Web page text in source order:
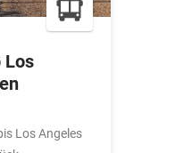
Los
Los Angeles